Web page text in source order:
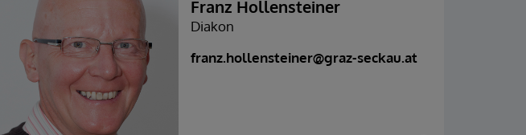
Franz Hollensteiner
Diakon
franz.hollensteiner@graz-seckau.at